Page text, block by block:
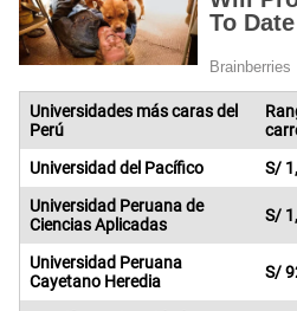
Universidades más caras del
Perú
Universidad del Pacífico
S/
Universidad Peruana de
Ciencias Aplicadas
S/
Universidad Peruana
Cayetano Heredia
S/